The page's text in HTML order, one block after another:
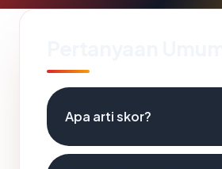
Apa arti skor?